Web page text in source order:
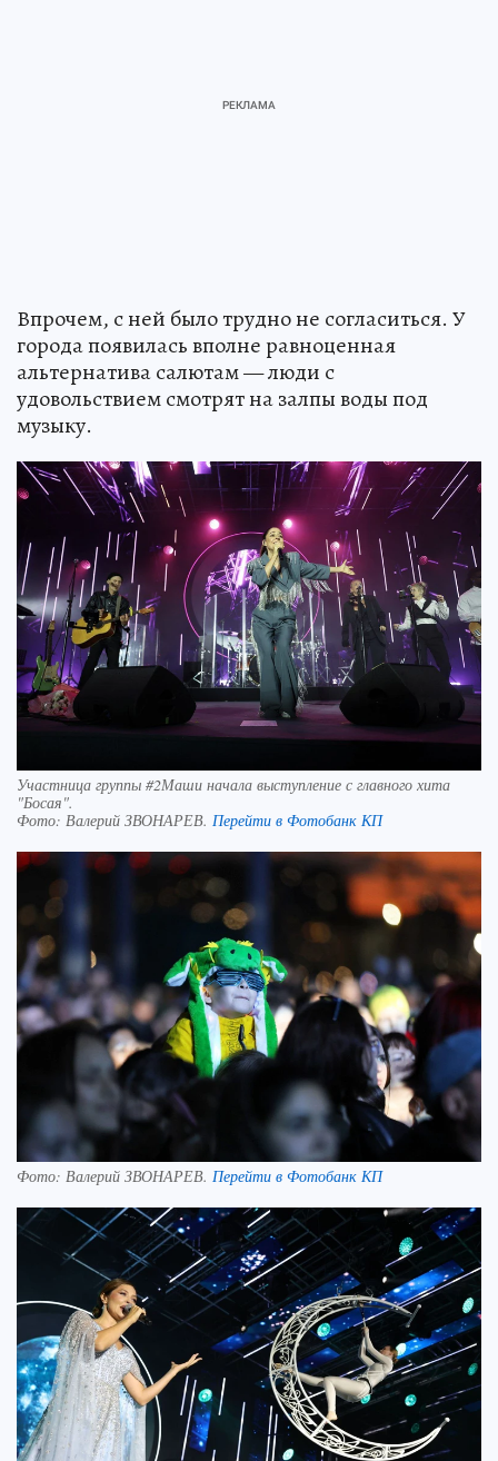
Впрочем, с ней было трудно не согласиться. У
города появилась вполне равноценная
альтернатива салютам — люди с
удовольствием смотрят на залпы воды под
музыку.
Участница группы #2Маши начала выступление с главного хита
"Босая".
Фото: Валерий ЗВОНАРЕВ. Перейти в Фотобанк КП
Фото: Валерий ЗВОНАРЕВ. Перейти в Фотобанк КП